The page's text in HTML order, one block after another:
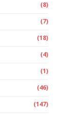
(8)
(7)
(18)
(4)
(1)
(46)
(147)